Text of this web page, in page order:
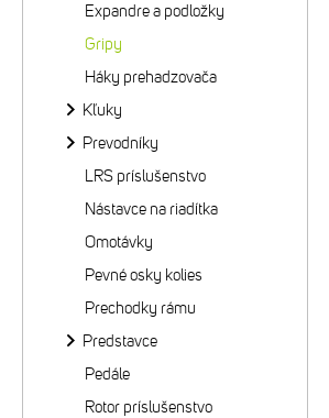
Expandre a podložky
Gripy
Háky prehadzovača
Kľuky
Prevodníky
LRS príslušenstvo
Nástavce na riadítka
Omotávky
Pevné osky kolies
Prechodky rámu
Predstavce
Pedále
Rotor príslušenstvo